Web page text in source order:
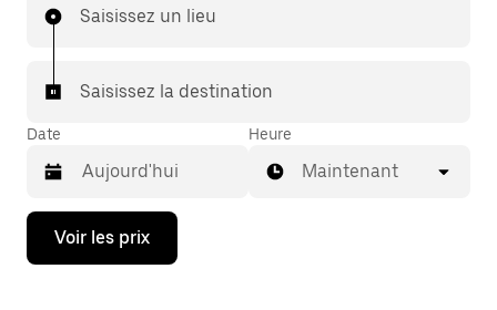
même disponibilité (24 h/24 et 7/j) qu'avec UberX.
Saisissez un lieu
Saisissez la destination
Date
Appuyez
la
Heure
Maintenant
Voir les prix